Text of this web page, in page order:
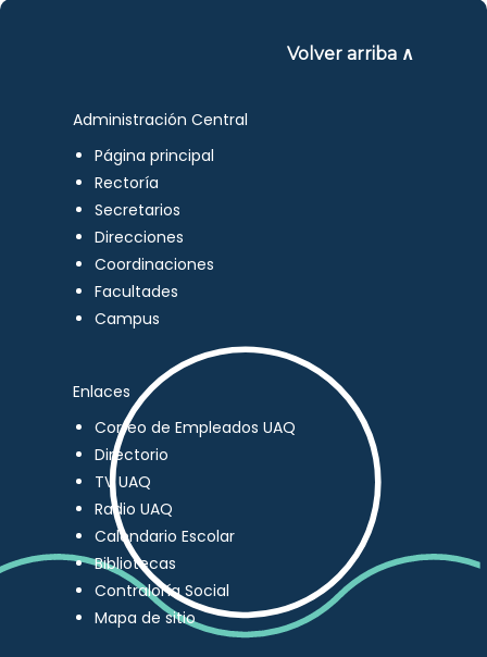
Volver arriba ∧
Administración Central
Página principal
Rectoría
Secretarios
Direcciones
Coordinaciones
Facultades
Campus
Enlaces
Correo de Empleados UAQ
Directorio
TV UAQ
Radio UAQ
Calendario Escolar
Bibliotecas
Contraloría Social
Mapa de sitio